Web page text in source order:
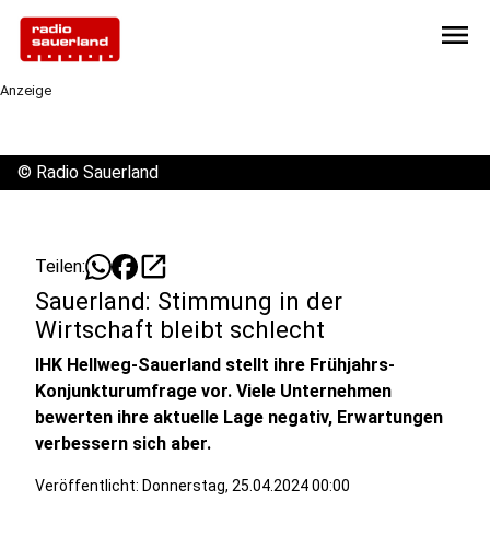
menu
Anzeige
© Radio Sauerland
Teilen: open_in_new
Sauerland: Stimmung in der
Wirtschaft bleibt schlecht
IHK Hellweg-Sauerland stellt ihre Frühjahrs-
Konjunkturumfrage vor. Viele Unternehmen
bewerten ihre aktuelle Lage negativ, Erwartungen
verbessern sich aber.
Veröffentlicht: Donnerstag, 25.04.2024 00:00